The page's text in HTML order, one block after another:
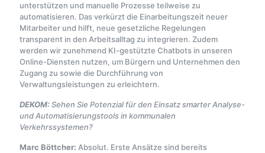
unterstützen und manuelle Prozesse teilweise zu
automatisieren. Das verkürzt die Einarbeitungszeit neuer
Mitarbeiter und hilft, neue gesetzliche Regelungen
transparent in den Arbeitsalltag zu integrieren. Zudem
werden wir zunehmend KI-gestützte Chatbots in unseren
Online-Diensten nutzen, um Bürgern und Unternehmen den
Zugang zu sowie die Durchführung von
Verwaltungsleistungen zu erleichtern.
DEKOM:Sehen Sie Potenzial für den Einsatz smarter Analyse-
und Automatisierungstools in kommunalen
Verkehrssystemen?
Marc Böttcher: Absolut. Erste Ansätze sind bereits